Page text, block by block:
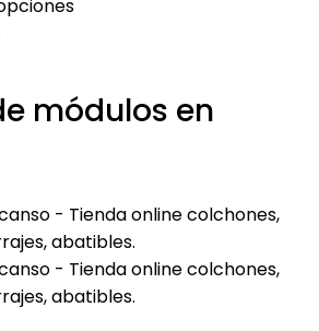
módulos en